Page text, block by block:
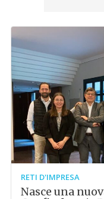
RETI D'IMPRESA
Nasce una